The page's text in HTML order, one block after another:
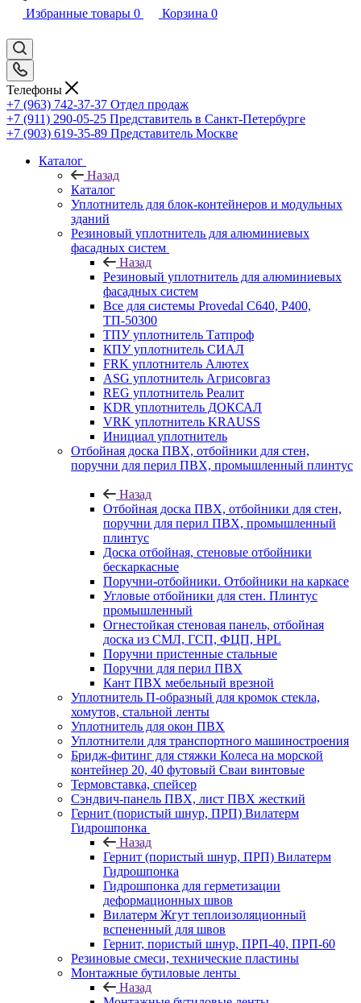
Избранные товары 0 Корзина 0
Телефоны
+7 (963) 742-37-37 Отдел продаж
+7 (911) 290-05-25 Представитель в Санкт-Петербурге
+7 (903) 619-35-89 Представитель Москве
Каталог
Назад
Каталог
Уплотнитель для блок-контейнеров и модульных
зданий
Резиновый уплотнитель для алюминиевых
фасадных систем
Назад
Резиновый уплотнитель для алюминиевых
фасадных систем
Все для системы Provedal С640, Р400,
ТП-50300
ТПУ уплотнитель Татпроф
КПУ уплотнитель СИАЛ
FRK уплотнитель Алютех
ASG уплотнитель Агрисовгаз
REG уплотнитель Реалит
KDR уплотнитель ДОКСАЛ
VRK уплотнитель KRAUSS
Инициал уплотнитель
Отбойная доска ПВХ, отбойники для стен,
поручни для перил ПВХ, промышленный плинтус
Назад
Отбойная доска ПВХ, отбойники для стен,
поручни для перил ПВХ, промышленный
плинтус
Доска отбойная, стеновые отбойники
бескаркасные
Поручни-отбойники. Отбойники на каркасе
Угловые отбойники для стен. Плинтус
промышленный
Огнестойкая стеновая панель, отбойная
доска из СМЛ, ГСП, ФЦП, HPL
Поручни пристенные стальные
Поручни для перил ПВХ
Кант ПВХ мебельный врезной
Уплотнитель П-образный для кромок стекла,
хомутов, стальной ленты
Уплотнитель для окон ПВХ
Уплотнители для транспортного машиностроения
Бридж-фитинг для стяжки Колеса на морской
контейнер 20, 40 футовый Сваи винтовые
Термовставка, спейсер
Сэндвич-панель ПВХ, лист ПВХ жесткий
Гернит (пористый шнур, ПРП) Вилатерм
Гидрошпонка
Назад
Гернит (пористый шнур, ПРП) Вилатерм
Гидрошпонка
Гидрошпонка для герметизации
деформационных швов
Вилатерм Жгут теплоизоляционный
вспененный для швов
Гернит, пористый шнур, ПРП-40, ПРП-60
Резиновые смеси, технические пластины
Монтажные бутиловые ленты
Назад